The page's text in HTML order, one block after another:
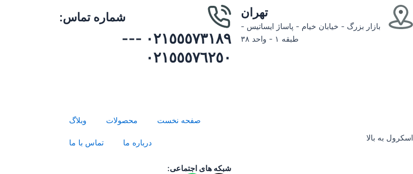
تهران
بازار بزرگ - خیابان خیام - پاساژ ایساتیس -
طبقه ۱ - واحد ۳۸
شماره تماس:
٠٢١٥٥٥٧٣١٨٩ ---
٠٢١٥٥٥٧٦٢٥٠
اسکرول به بالا
صفحه نخست محصولات وبلاگ
درباره ما تماس با ما
شبکه های اجتماعی: